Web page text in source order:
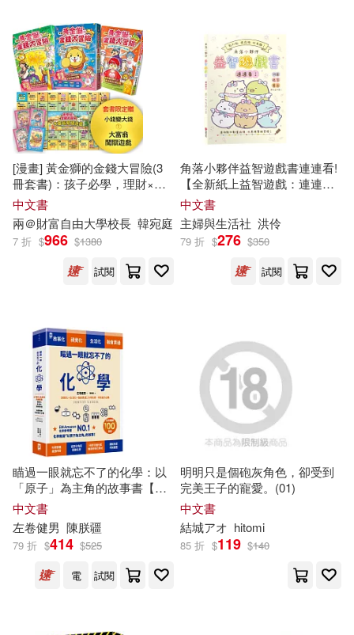
炎かりよ(2) 王思思(2)
王文娟(2) 王玉星(2)
王郁陽(2) 珍娜．柔伊(2)
琳達‧席格(2) 琴子(2)
禰寝正一(2)
米琳(2) 約瑟夫・達梅利奧(2)
結城アオ(2)
羅伯特．麥基(2) 羽山淳一(2)
羽茜(2)
中國少年兒童出版社(1)
中國建築工業出版社(1)
中國政法大學出版社(1)
中國水利水電出版社(1)
中國物資出版社(1)
中國發展出版社(1)
中國社會出版社(1)
中國科學技術大學出版社(1)
中國華僑出版社(1)
中國農業大學出版社(1)
中央廣播電視大學出版社(1)
中央民族大學出版社(1)
[漫畫] 黃金獅的金錢大冒險(3
冊套書)：孩子必學，理財×投
資×遊戲故事，從小養成高財商
FQ小富翁【套書限定贈「小錢
變大錢」大富翁闖關遊戲】附
角色對戰牌卡12張
中文書
兩＠財富自由大學校長 韓宛庭
7 折 $966 $1380
試閱
角落小夥伴益智遊戲書連連看!
【全新紙上益智遊戲：連連
看、迷宮、影子猜猜看、拼圖
和著色】達成專注力、肌肉
力、手眼協調、思考力、數數
力全面提昇!
中文書
主婦與生活社 洪伶
79 折 $276 $350
試閱
瞄過一眼就忘不了的化學：以
「原子」為主角的故事書【視
覺化x生活化x融會貫通】，升
學先修.考前搶分必備
中文書
左卷健男 陳朕疆
79 折 $414 $525
電
試閱
明明只是個砲灰角色，卻受到
完美王子的寵愛。(01)
中文書
結城アオ hitomi
85 折 $119 $140